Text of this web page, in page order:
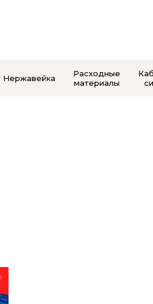
Нержавейка
Расходные
материалы